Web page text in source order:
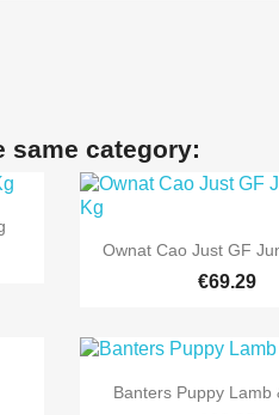
same category:
 Quick
Ownat Cao Just GF
€69.29
 Quick
Banters Puppy Lamb